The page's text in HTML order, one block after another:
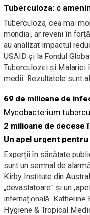
Tuberculoza: o
Tuberculoza, cea mai
mondial, ar reveni în
au analizat impactul
USAID și la Fondul
Tuberculozei și Malariei
medii. Rezultatele sunt
69 de milioane de
Mycobacterium
2 milioane de decese
Un apel urgent
Experții în sănătate
sunt un semnal de
Kirby Institute din
„devastatoare” și un
internațională. Katherine
Hygiene & Tropical